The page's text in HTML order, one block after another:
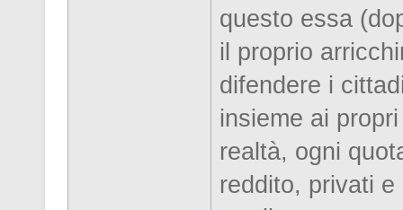
questo essa
il proprio
difendere i
insieme ai
realtà, ogni
reddito, privati e